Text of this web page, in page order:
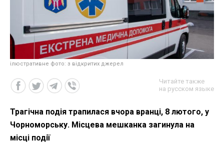
ілюстративне фото: з відкритих джерел
Читайте также
на русском языке
Трагічна подія трапилася вчора вранці, 8 лютого, у
Чорноморську. Місцева мешканка загинула на
місці події